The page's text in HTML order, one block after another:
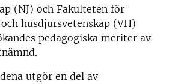
(NJ) och Fakulteten för
husdjursvetenskap (VH)
pedagogiska meriter av
utgör en del av